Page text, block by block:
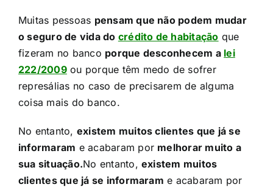
Muitas pessoas pensam que não podem mudar
o seguro de vida do crédito de habitação que
fizeram no banco porque desconhecem a lei
222/2009ou porque têm medo de sofrer
represálias no caso de precisarem de alguma
coisa mais do banco.​
No entanto, existem muitos clientes que já se
informaram e acabaram por melhorar muito a
sua situação.​No entanto, existem muitos
clientes que já se informaram e acabaram por